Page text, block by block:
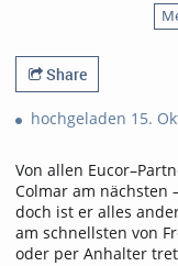
Share
hochgeladen 15.
Von allen
Colmar am nächsten
doch ist er alles
am schnellsten von
oder per Anhalter